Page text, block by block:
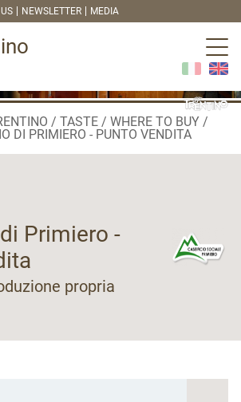
NEWSLETTER MEDIA
TASTE
WHERE TO BUY
DI PRIMIERO - PUNTO VENDITA
Primiero -
propria